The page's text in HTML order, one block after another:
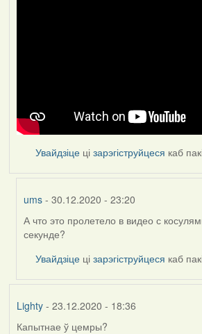
Увайдзіце цізарэгіструйцеся каб
ums - 30.12.2020 - 23:20
In
reply
Feather
А что это пролетело в видео с
секунде?
Увайдзіце цізарэгіструйцеся каб
Lighty- 23.12.2020 - 18:36
Капытнае ў цемры?